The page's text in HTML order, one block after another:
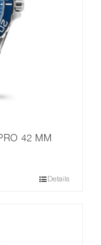
42 MM
Details